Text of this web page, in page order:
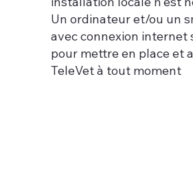
Un ordinateur et/ou un
avec connexion
pour mettre en place et
TeleVet à tout moment